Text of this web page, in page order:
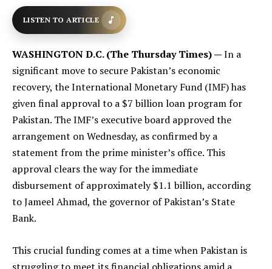
LISTEN TO ARTICLE
WASHINGTON D.C. (The Thursday Times) —In a
significant move to secure Pakistan’s economic
recovery, the International Monetary Fund (IMF) has
given final approval to a $7 billion loan program for
Pakistan. The IMF’s executive board approved the
arrangement on Wednesday, as confirmed by a
statement from the prime minister’s office. This
approval clears the way for the immediate
disbursement of approximately $1.1 billion, according
to Jameel Ahmad, the governor of Pakistan’s State
Bank.
This crucial funding comes at a time when Pakistan is
struggling to meet its financial obligations amid a